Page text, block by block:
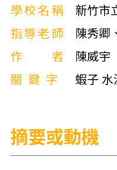
學校名稱
新竹市
指導老師
陳秀卿
作者
陳威宇
關鍵字
蝦子 水
摘要或動機